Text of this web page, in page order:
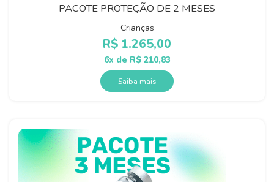
PACOTE PROTEÇÃO DE 2 MESES
Crianças
R$ 1.265,00
6x de R$210,83
Saiba mais